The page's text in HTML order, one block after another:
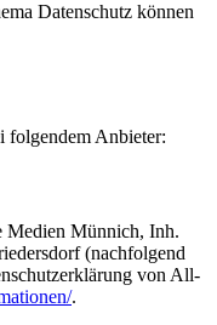
Datenschutz können
folgendem Anbieter:
Münnich, Inh.
(nachfolgend
von All-
.